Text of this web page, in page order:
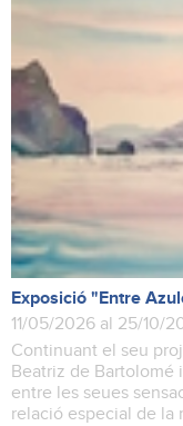
Exposició "Entre
11/05/2026 al 25/10/
Continuant el seu
Beatriz de Bartolomé
entre les seues
relació especial de la